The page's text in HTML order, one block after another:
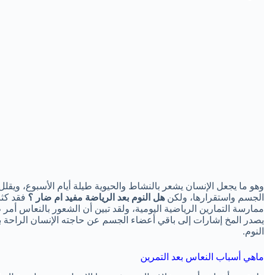
وهو ما يجعل الإنسان يشعر بالنشاط والحيوية طيلة أيام الأسبوع،
الجسم واستقرارها، ولكن هل النوم بعد الرياضة مفيد ام ضار ؟ فقد
ممارسة التمارين الرياضية اليومية، ولقد تبين أن الشعور بالنعاس
يصدر المخ إشارات إلى باقي أعضاء الجسم عن حاجته الإنسان الراحة
النوم.
ماهي أسباب النعاس بعد التمرين